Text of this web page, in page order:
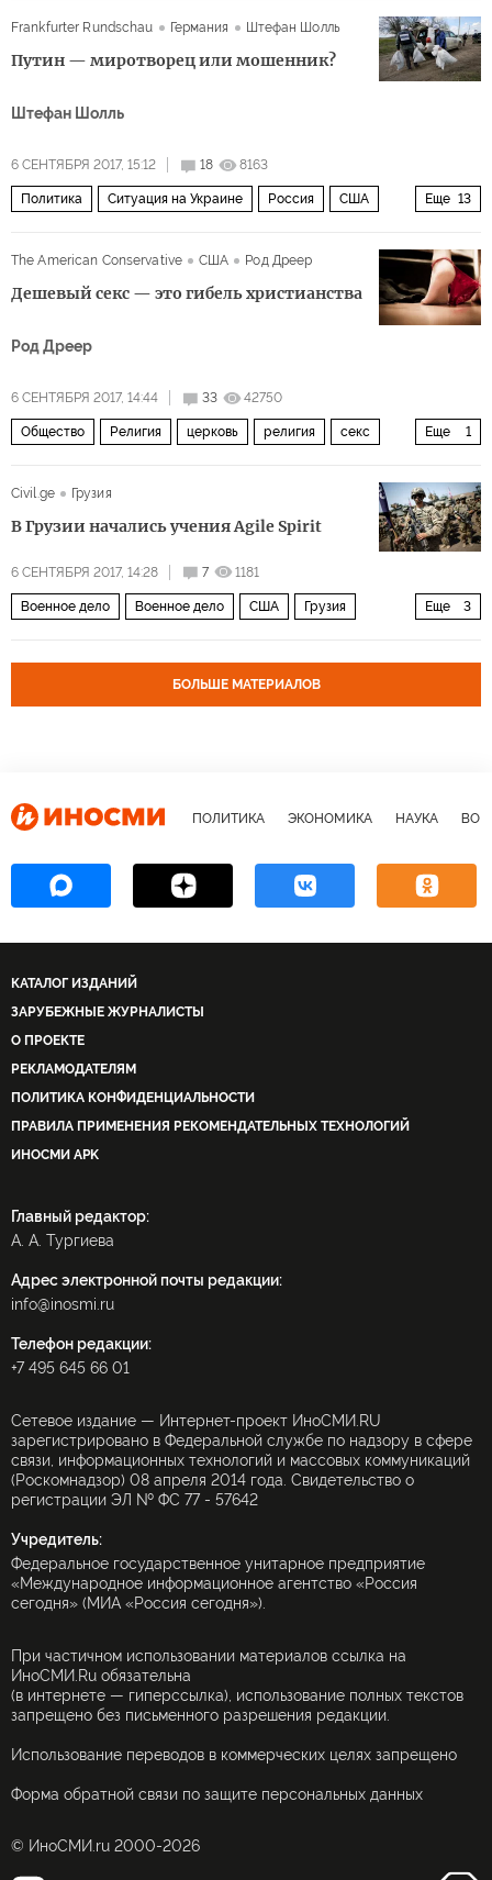
Frankfurter Rundschau
Германия Штефан Шолль
Путин — миротворец или мошенник?
Штефан Шолль
6 СЕНТЯБРЯ 2017, 15:12 18 8163
Еще 13
Политика Ситуация на Украине Россия США
Минские соглашения
The American Conservative США Род Дреер
Дешевый секс — это гибель христианства
Род Дреер
6 СЕНТЯБРЯ 2017, 14:44 33 42750
Еще 1
Общество Религия церковь религия секс
Civil.ge
Грузия
В Грузии начались учения Agile Spirit
6 СЕНТЯБРЯ 2017, 14:28 7 1181
Еще 3
Военное дело Военное дело США Грузия
БОЛЬШЕ МАТЕРИАЛОВ
ПОЛИТИКА ЭКОНОМИКА НАУКА
КАТАЛОГ ИЗДАНИЙ
ЗАРУБЕЖНЫЕ ЖУРНАЛИСТЫ
О ПРОЕКТЕ
РЕКЛАМОДАТЕЛЯМ
ПОЛИТИКА КОНФИДЕНЦИАЛЬНОСТИ
ПРАВИЛА ПРИМЕНЕНИЯ РЕКОМЕНДАТЕЛЬНЫХ ТЕХНОЛОГИЙ
ИНОСМИ APK
Главный редактор:
А. А. Тургиева
Адрес электронной почты редакции:
info@inosmi.ru
Телефон редакции:
+7 495 645 66 01
Сетевое издание — Интернет-проект ИноСМИ.RU
зарегистрировано в Федеральной службе по надзору в сфере
связи, информационных технологий и массовых коммуникаций
(Роскомнадзор) 08 апреля 2014 года. Свидетельство о
регистрации ЭЛ № ФС 77 - 57642
Учредитель:
Федеральное государственное унитарное предприятие
«Международное информационное агентство «Россия
сегодня» (МИА «Россия сегодня»).
При частичном использовании материалов ссылка на
ИноСМИ.Ru обязательна
(в интернете — гиперссылка), использование полных текстов
запрещено без письменного разрешения редакции.
Использование переводов в коммерческих целях запрещено
Форма обратной связи по защите персональных данных
© ИноСМИ.ru 2000-2026